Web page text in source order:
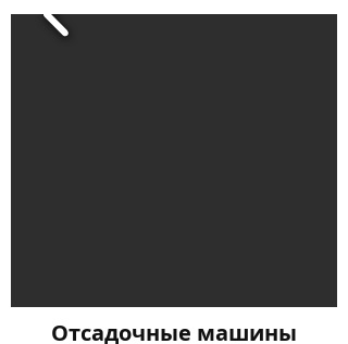
Отсадочные машины